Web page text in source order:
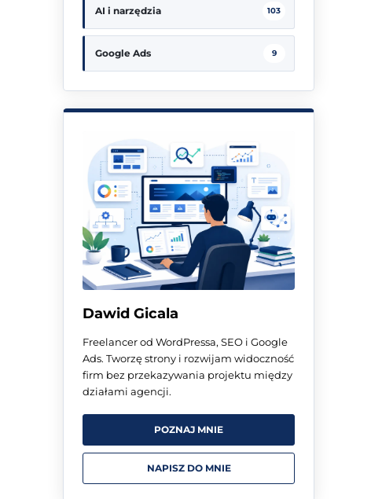
AI i narzędzia 103
Google Ads 9
Dawid Gicala
Freelancer od WordPressa, SEO i Google
Ads. Tworzę strony i rozwijam widoczność
firm bez przekazywania projektu między
działami agencji.
POZNAJ MNIE
NAPISZ DO MNIE